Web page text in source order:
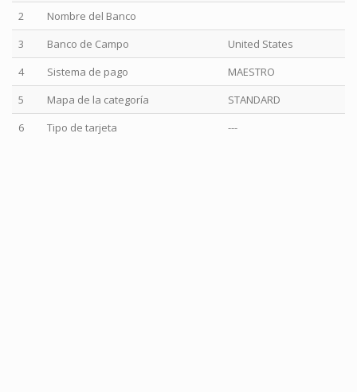
2
Nombre del Banco
3
Banco de Campo
United States
4
Sistema de pago
MAESTRO
5
Mapa de la categoría
STANDARD
6
Tipo de tarjeta ---